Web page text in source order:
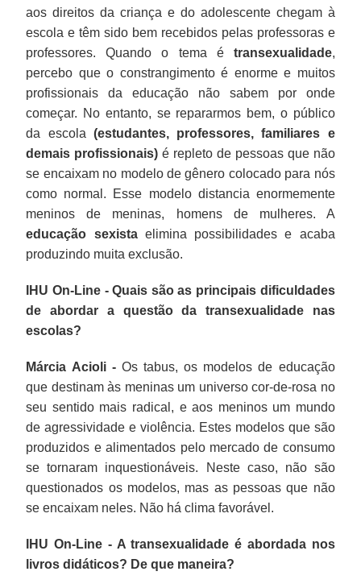
aos direitos da criança e do adolescente chegam à
escola e têm sido bem recebidos pelas professoras e
professores. Quando o tema étransexualidade,
percebo que o constrangimento é enorme e muitos
profissionais da educação não sabem por onde
começar. No entanto, se repararmos bem, o público
da escola (estudantes, professores, familiares e
demais profissionais) é repleto de pessoas que não
se encaixam no modelo de gênero colocado para nós
como normal. Esse modelo distancia enormemente
meninos de meninas, homens de mulheres. A
educação sexistaelimina possibilidades e acaba
produzindo muita exclusão.
IHU On-Line - Quais são as principais dificuldades
de abordar a questão da transexualidade nas
escolas?
Márcia Acioli -Os tabus, os modelos de educação
que destinam às meninas um universo cor-de-rosa no
seu sentido mais radical, e aos meninos um mundo
de agressividade e violência. Estes modelos que são
produzidos e alimentados pelo mercado de consumo
se tornaram inquestionáveis. Neste caso, não são
questionados os modelos, mas as pessoas que não
se encaixam neles. Não há clima favorável.
IHU On-Line - A transexualidade é abordada nos
livros didáticos? De que maneira?